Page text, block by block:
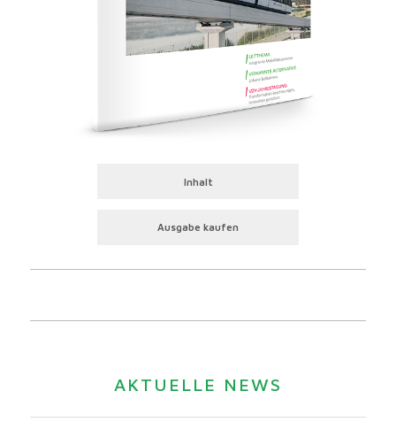
Inhalt
Ausgabe kaufen
AKTUELLE NEWS